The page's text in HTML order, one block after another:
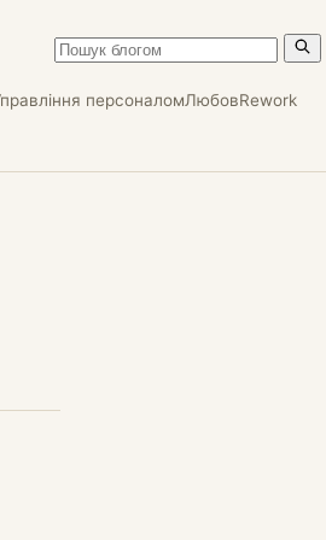
персоналомЛюбовRework